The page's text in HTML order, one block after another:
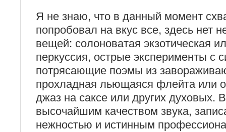
Я не знаю, что в данный момент
попробовал на вкус все, здесь нет
вещей: солоноватая экзотическая
перкуссия, острые эксперименты с
потрясающие поэмы из
прохладная льющаяся флейта или
джаз на саксе или других духовых.
высочайшим качеством звука,
нежностью и истинным